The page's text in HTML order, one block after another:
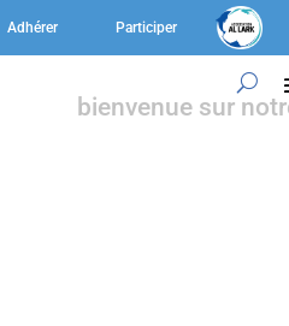
Adhérer Participer
bienvenue sur